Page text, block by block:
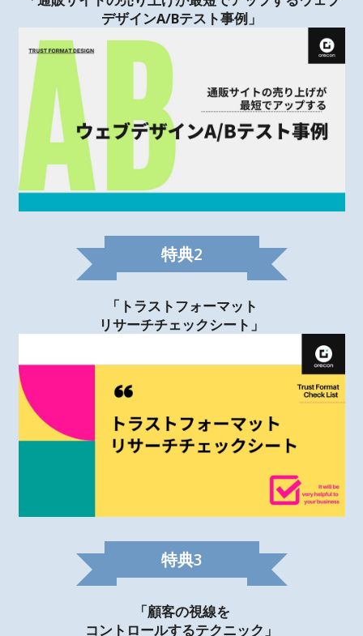
デザインA/Bテスト事例」
特典2
「トラストフォーマット
リサーチチェックシート」
特典3
「顧客の視線を
コントロールするテクニック」